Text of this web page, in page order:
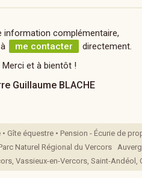
information complémentaire,
me contacter
directement.
Merci et à bientôt !
Guillaume BLACHE
Gîte équestre • Pension - Écurie de
Naturel Régional du Vercors
Vassieux-en-Vercors, Saint-